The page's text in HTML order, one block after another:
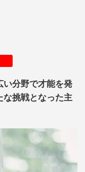
分野で才能を発
な挑戦となった主